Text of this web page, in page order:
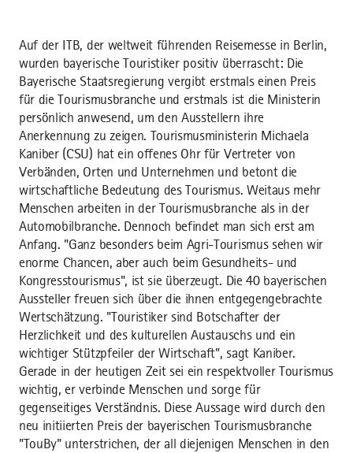
Auf der ITB, der weltweit führenden Reisemesse in Berlin,
wurden bayerische Touristiker positiv überrascht: Die
Bayerische Staatsregierung vergibt erstmals einen Preis
für die Tourismusbranche und erstmals ist die Ministerin
persönlich anwesend, um den Ausstellern ihre
Anerkennung zu zeigen. Tourismusministerin Michaela
Kaniber (CSU) hat ein offenes Ohr für Vertreter von
Verbänden, Orten und Unternehmen und betont die
wirtschaftliche Bedeutung des Tourismus. Weitaus mehr
Menschen arbeiten in der Tourismusbranche als in der
Automobilbranche. Dennoch befindet man sich erst am
Anfang. "Ganz besonders beim Agri-Tourismus sehen wir
enorme Chancen, aber auch beim Gesundheits- und
Kongresstourismus", ist sie überzeugt. Die 40 bayerischen
Aussteller freuen sich über die ihnen entgegengebrachte
Wertschätzung. "Touristiker sind Botschafter der
Herzlichkeit und des kulturellen Austauschs und ein
wichtiger Stützpfeiler der Wirtschaft", sagt Kaniber.
Gerade in der heutigen Zeit sei ein respektvoller Tourismus
wichtig, er verbinde Menschen und sorge für
gegenseitiges Verständnis. Diese Aussage wird durch den
neu initiierten Preis der bayerischen Tourismusbranche
"TouBy" unterstrichen, der all diejenigen Menschen in den